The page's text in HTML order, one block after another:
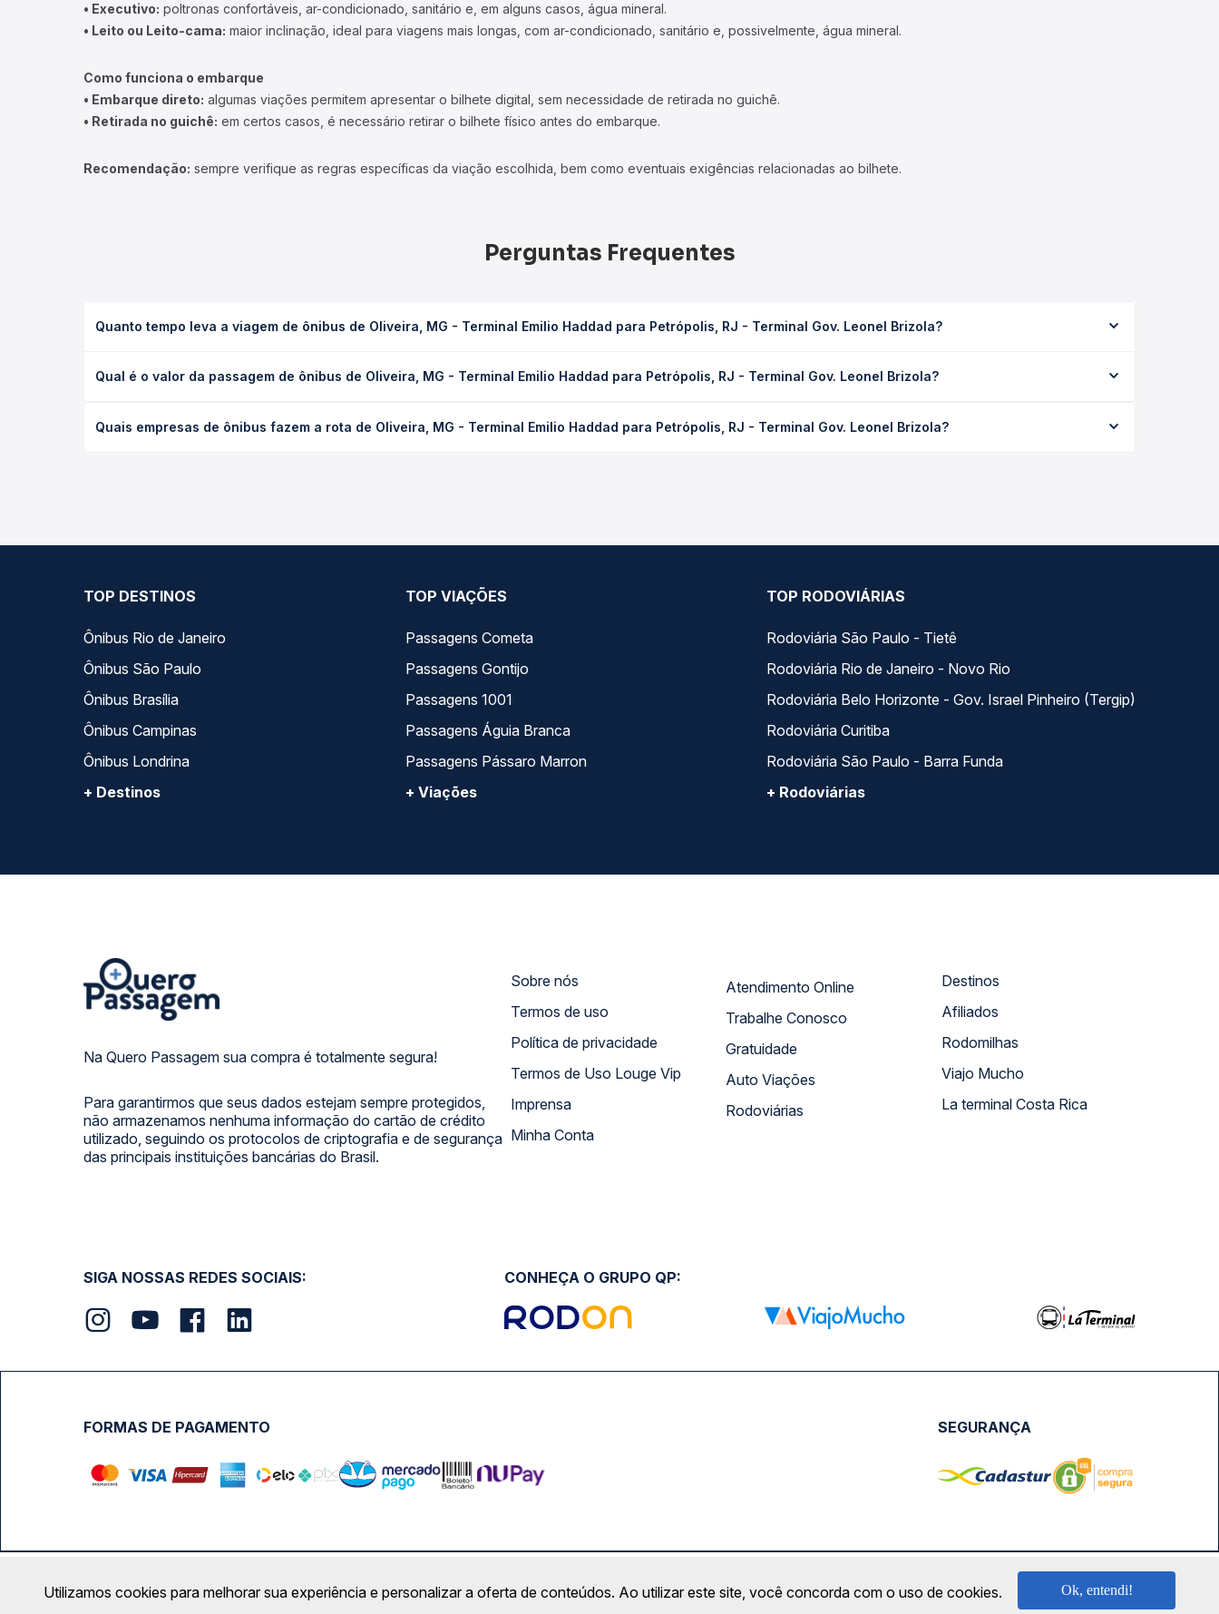
• Executivo: poltronas confortáveis, ar-condicionado, sanitário e, em alguns casos, água mineral.
• Leito ou Leito-cama: maior inclinação, ideal para viagens mais longas, com ar-condicionado, sanitário e, possivelmente, água mineral.
Como funciona o embarque
• Embarque direto: algumas viações permitem apresentar o bilhete digital, sem necessidade de retirada no guichê.
• Retirada no guichê: em certos casos, é necessário retirar o bilhete físico antes do embarque.
Recomendação: sempre verifique as regras específicas da viação escolhida, bem como eventuais exigências relacionadas ao bilhete.
Perguntas Frequentes
Quanto tempo leva a viagem de ônibus de Oliveira, MG - Terminal Emilio Haddad para Petrópolis, RJ - Terminal Gov. Leonel Brizola?
viação, o tipo de serviço (convencional, executivo ou leito) e as condições de tráfego. Na Quero Passagem você consulta os horários disponíveis e vê a duração exata
Qual é o valor da passagem de ônibus de Oliveira, MG - Terminal Emilio Haddad para Petrópolis, RJ - Terminal Gov. Leonel Brizola?
data da viagem, a empresa, o tipo de poltrona e a antecedência da compra. Na Quero Passagem você compara os preços de todas as viações em tempo real e garante a
Quais empresas de ônibus fazem a rota de Oliveira, MG - Terminal Emilio Haddad para Petrópolis, RJ - Terminal Gov. Leonel Brizola?
TOP DESTINOS
Ônibus Rio de Janeiro
Ônibus São Paulo
Ônibus Brasília
Ônibus Campinas
Ônibus Londrina
+ Destinos
TOP VIAÇÕES
Passagens Cometa
Passagens Gontijo
Passagens 1001
Passagens Águia Branca
Passagens Pássaro Marron
+ Viações
TOP RODOVIÁRIAS
Rodoviária São Paulo - Tietê
Rodoviária Rio de Janeiro - Novo Rio
Rodoviária Belo Horizonte - Gov. Israel Pinheiro (Tergip)
Rodoviária Curitiba
Rodoviária São Paulo - Barra Funda
+ Rodoviárias
Na Quero Passagem sua compra é totalmente segura!
Para garantirmos que seus dados estejam sempre protegidos,
não armazenamos nenhuma informação do cartão de crédito
utilizado, seguindo os protocolos de criptografia e de segurança
das principais instituições bancárias do Brasil.
Sobre nós
Termos de uso
Política de privacidade
Termos de Uso Louge Vip
Imprensa
Minha Conta
Atendimento Online
Trabalhe Conosco
Gratuidade
Auto Viações
Rodoviárias
Destinos
Afiliados
Rodomilhas
Viajo Mucho
La terminal Costa Rica
SIGA NOSSAS REDES SOCIAIS: CONHEÇA O GRUPO QP:
FORMAS DE PAGAMENTO SEGURANÇA
Calçada das Margaridas, 163 - Sala 02 - Condomínio Centro Comercial Alphaville, Barueri - SP | CEP: 06453-038 | CNPJ: 18.087.991/0001-57 | saconibus@queropassagem.com.br
Utilizamos cookies para melhorar sua experiência e personalizar a oferta de conteúdos. Ao utilizar este site, você concorda com o uso de cookies. Ok, entendi!